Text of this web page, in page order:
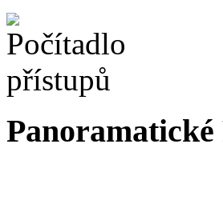
Panoramatické